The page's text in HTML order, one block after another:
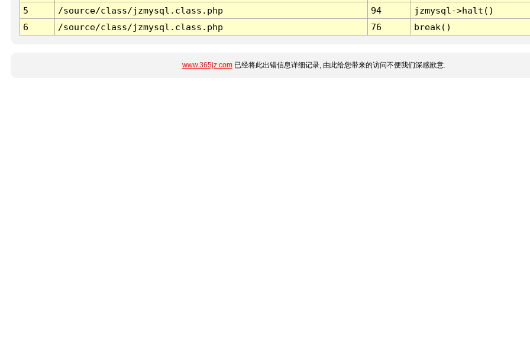
5
/source/class/jzmysql.class.php 94
jzmysql->halt()
6
/source/class/jzmysql.class.php 76 break()
www.365jz.com已经将此出错信息详细记录, 由此给您带来的访问不便我们深感歉意.